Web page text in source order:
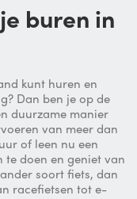
kunt huren en
Dan ben je op de
duurzame manier
van meer dan
of leen nu een
te doen en geniet van
soort fiets, dan
racefietsen tot e-